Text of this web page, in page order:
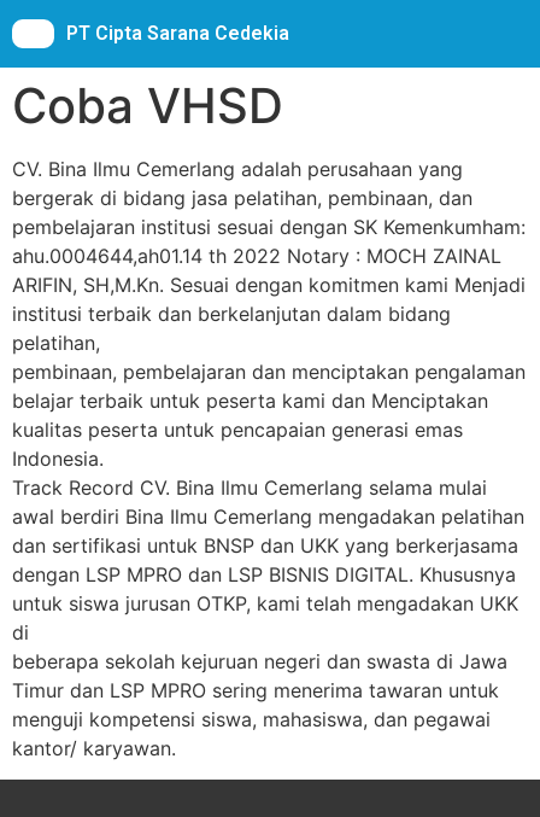
PT Cipta Sarana Cedekia
Coba VHSD
CV. Bina Ilmu Cemerlang adalah perusahaan yang
bergerak di bidang jasa pelatihan, pembinaan, dan
pembelajaran institusi sesuai dengan SK Kemenkumham:
ahu.0004644,ah01.14 th 2022 Notary : MOCH ZAINAL
ARIFIN, SH,M.Kn. Sesuai dengan komitmen kami Menjadi
institusi terbaik dan berkelanjutan dalam bidang
pelatihan,
pembinaan, pembelajaran dan menciptakan pengalaman
belajar terbaik untuk peserta kami dan Menciptakan
kualitas peserta untuk pencapaian generasi emas
Indonesia.
Track Record CV. Bina Ilmu Cemerlang selama mulai
awal berdiri Bina Ilmu Cemerlang mengadakan pelatihan
dan sertifikasi untuk BNSP dan UKK yang berkerjasama
dengan LSP MPRO dan LSP BISNIS DIGITAL. Khususnya
untuk siswa jurusan OTKP, kami telah mengadakan UKK
di
beberapa sekolah kejuruan negeri dan swasta di Jawa
Timur dan LSP MPRO sering menerima tawaran untuk
menguji kompetensi siswa, mahasiswa, dan pegawai
kantor/ karyawan.